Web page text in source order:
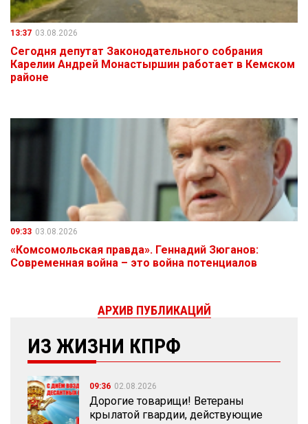
ИЗ ЖИЗНИ КПРФ
09:36 02.08.2026
Дорогие товарищи! Ветераны
крылатой гвардии, действующие
13:37 03.08.2026
Сегодня депутат Законодательного собрания
Карелии Андрей Монастыршин работает в Кемском
районе
09:33 03.08.2026
«Комсомольская правда». Геннадий Зюганов:
Современная война – это война потенциалов
АРХИВ ПУБЛИКАЦИЙ